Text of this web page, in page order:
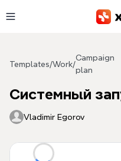
Templates/Work/
Campaign
plan
Системный
Vladimir Egorov